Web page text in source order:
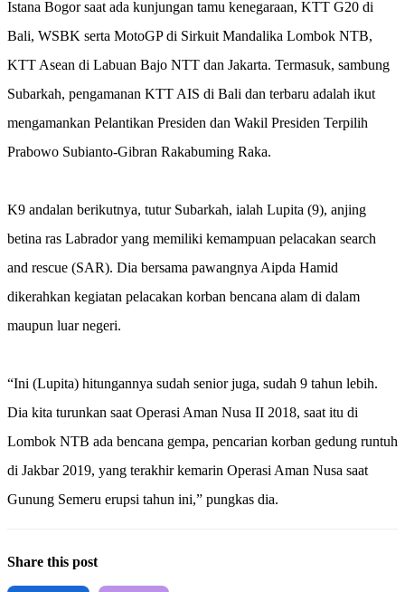
Istana Bogor saat ada kunjungan tamu kenegaraan, KTT G20 di
Bali, WSBK serta MotoGP di Sirkuit Mandalika Lombok NTB,
KTT Asean di Labuan Bajo NTT dan Jakarta. Termasuk, sambung
Subarkah, pengamanan KTT AIS di Bali dan terbaru adalah ikut
mengamankan Pelantikan Presiden dan Wakil Presiden Terpilih
Prabowo Subianto-Gibran Rakabuming Raka.
K9 andalan berikutnya, tutur Subarkah, ialah Lupita (9), anjing
betina ras Labrador yang memiliki kemampuan pelacakan search
and rescue (SAR). Dia bersama pawangnya Aipda Hamid
dikerahkan kegiatan pelacakan korban bencana alam di dalam
maupun luar negeri.
“Ini (Lupita) hitungannya sudah senior juga, sudah 9 tahun lebih.
Dia kita turunkan saat Operasi Aman Nusa II 2018, saat itu di
Lombok NTB ada bencana gempa, pencarian korban gedung runtuh
di Jakbar 2019, yang terakhir kemarin Operasi Aman Nusa saat
Gunung Semeru erupsi tahun ini,” pungkas dia.
Share this post